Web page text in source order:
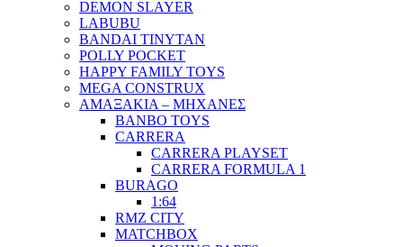
DEMON SLAYER
LABUBU
BANDAI TINYTAN
POLLY POCKET
HAPPY FAMILY TOYS
MEGA CONSTRUX
ΑΜΑΞΑΚΙΑ – ΜΗΧΑΝΕΣ
BANBO TOYS
CARRERA
CARRERA PLAYSET
CARRERA FORMULA 1
BURAGO
1:64
RMZ CITY
MATCHBOX